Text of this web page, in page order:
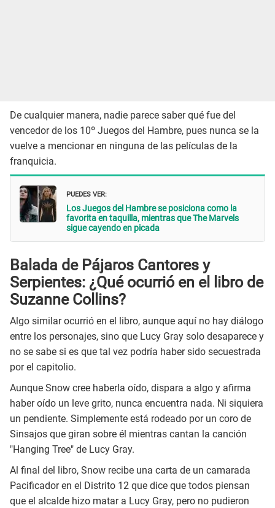
De cualquier manera, nadie parece saber qué fue del
vencedor de los 10º Juegos del Hambre, pues nunca se la
vuelve a mencionar en ninguna de las películas de la
franquicia.
PUEDES VER:
Los Juegos del Hambre se posiciona como la
favorita en taquilla, mientras que The Marvels
sigue cayendo en picada
Balada de Pájaros Cantores y
Serpientes: ¿Qué ocurrió en el libro de
Suzanne Collins?
Algo similar ocurrió en el libro, aunque aquí no hay diálogo
entre los personajes, sino que Lucy Gray solo desaparece y
no se sabe si es que tal vez podría haber sido secuestrada
por el capitolio.
Aunque Snow cree haberla oído, dispara a algo y afirma
haber oído un leve grito, nunca encuentra nada. Ni siquiera
un pendiente. Simplemente está rodeado por un coro de
Sinsajos que giran sobre él mientras cantan la canción
"Hanging Tree" de Lucy Gray.
Al final del libro, Snow recibe una carta de un camarada
Pacificador en el Distrito 12 que dice que todos piensan
que el alcalde hizo matar a Lucy Gray, pero no pudieron